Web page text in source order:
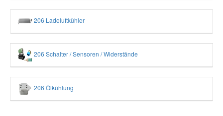
206 Ladeluftkühler
206 Schalter / Sensoren / Widerstände
206 Ölkühlung